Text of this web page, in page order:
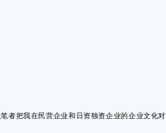
者把我在民营企业和日资独资企业的企业文化对